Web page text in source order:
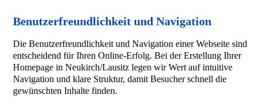
Benutzerfreundlichkeit und Navigation
Die Benutzerfreundlichkeit und Navigation einer Webseite sind
entscheidend für Ihren Online-Erfolg. Bei der Erstellung Ihrer
Homepage in Neukirch/Lausitz legen wir Wert auf intuitive
Navigation und klare Struktur, damit Besucher schnell die
gewünschten Inhalte finden.